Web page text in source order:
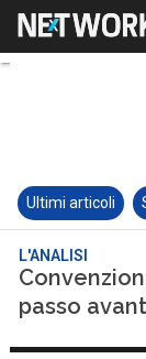
Ultimi articoli
L'ANALISI
passo